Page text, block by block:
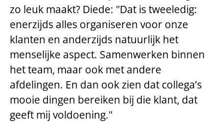
zo leuk maakt? Diede: "Dat is tweeledig:
enerzijds alles organiseren voor onze
klanten en anderzijds natuurlijk het
menselijke aspect. Samenwerken binnen
het team, maar ook met andere
afdelingen. En dan ook zien dat collega’s
mooie dingen bereiken bij die klant, dat
geeft mij voldoening."